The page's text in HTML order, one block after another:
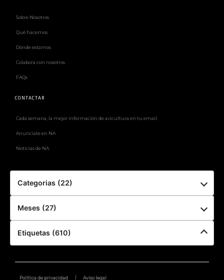
Sobre Nosotros
Qué hacemos
Dónde estamos
Colabora con nosotros
FAQs
CONTACTAR
Cada semana, la mejor información de avicultura en tu email.
Anunciate en NA
Noticias de NA
Categorias (22)
Meses (27)
Etiquetas (610)
Política de privacidad Aviso legal